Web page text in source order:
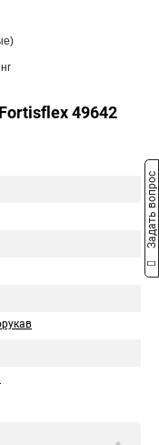
49642
Задать вопрос